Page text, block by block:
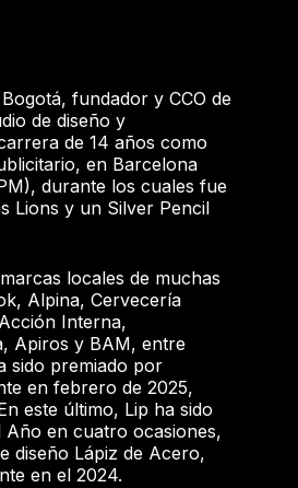
fundador y CCO de
de diseño y
de 14 años como
en Barcelona
durante los cuales fue
Lions y un Silver Pencil
locales de muchas
Alpina, Cervecería
Interna,
Apiros y BAM, entre
sido premiado por
en febrero de 2025,
este último, Lip ha sido
Año en cuatro ocasiones,
diseño Lápiz de Acero,
en el 2024.